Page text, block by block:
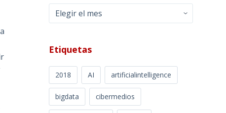
Archivos
Etiquetas
2018 AI artificialintelligence
bigdata cibermedios